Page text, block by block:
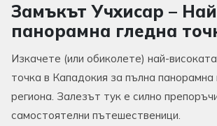
Замъкът Учхисар –
панорамна гледна
Изкачете (или обиколете) най-
точка в Кападокия за пълна панорамна
региона. Залезът тук е силно
самостоятелни пътешественици.